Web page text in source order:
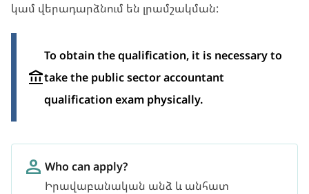
կամ վերադարձնում են լրամշակման:
To obtain the qualification, it is necessary to
take the public sector accountant
qualification exam physically.
Who can apply?
Իրավաբանական անձ և անհատ